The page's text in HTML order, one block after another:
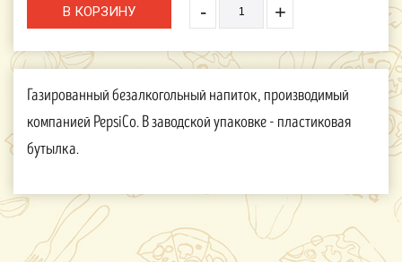
- +
Газированный безалкогольный напиток, производимый
компанией PepsiCo. В заводской упаковке - пластиковая
бутылка.